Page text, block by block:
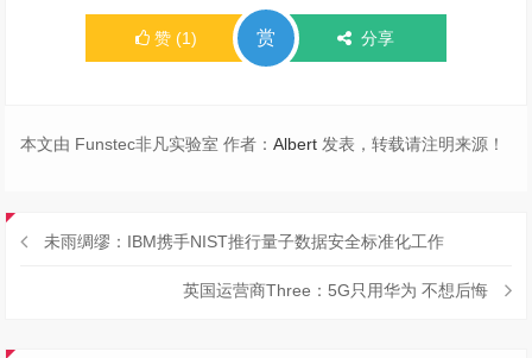
赞 (1) 赏 分享
本文由 Funstec非凡实验室 作者：Albert 发表，转载请注明来源！
未雨绸缪：IBM携手NIST推行量子数据安全标准化工作
英国运营商Three：5G只用华为 不想后悔